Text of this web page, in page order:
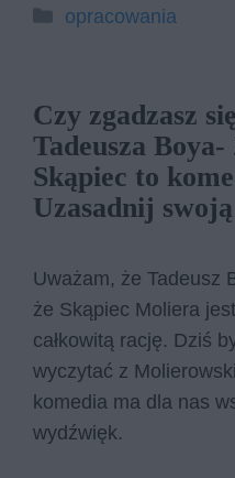
Kategorie
opracowania
Czy zgadzasz
Tadeusza
Skąpiec to
Uzasadnij
Uważam, że Tadeusz
że Skąpiec Moliera
całkowitą rację. Dziś
wyczytać z
komedia ma dla nas
wydźwięk.